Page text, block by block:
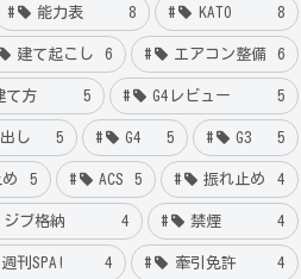
能力表 8 KATO 8
建て起こし 6 エアコン整備 6
て方 5 G4レビュー 5
し 5 G4 5 G3 5
5 ACS 5 振れ止め 4
ジブ格納 4 禁煙 4
週刊SPA! 4 牽引免許 4